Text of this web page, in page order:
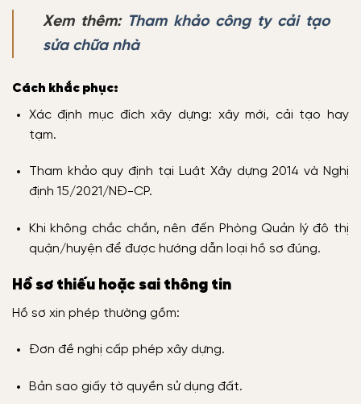
Xem thêm: Tham khảo công ty cải tạo
sửa chữa nhà
Cách khắc phục:
Xác định mục đích xây dựng: xây mới, cải tạo hay
tạm.
Tham khảo quy định tại Luật Xây dựng 2014 và Nghị
định 15/2021/NĐ-CP.
Khi không chắc chắn, nên đến Phòng Quản lý đô thị
quận/huyện để được hướng dẫn loại hồ sơ đúng.
Hồ sơ thiếu hoặc sai thông tin
Hồ sơ xin phép thường gồm:
Đơn đề nghị cấp phép xây dựng.
Bản sao giấy tờ quyền sử dụng đất.